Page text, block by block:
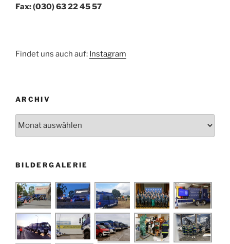
Fax: (030) 63 22 45 57
Findet uns auch auf: Instagram
ARCHIV
BILDERGALERIE